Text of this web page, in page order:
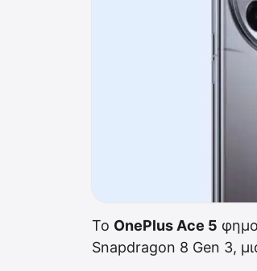
Το OnePlus Ace 5
Snapdragon 8 Gen 3,